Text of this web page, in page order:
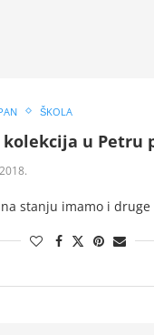
ŠKOLA
kolekcija u Petru
imamo i druge